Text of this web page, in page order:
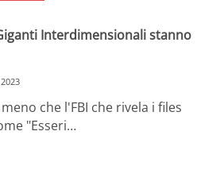
Interdimensionali stanno
che l'FBI che rivela i files
"Esseri…